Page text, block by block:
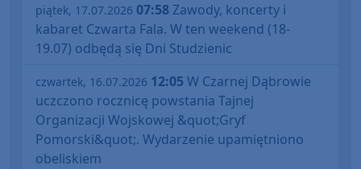
piątek, 17.07.2026 07:58 Zawody, koncerty i
kabaret Czwarta Fala. W ten weekend (18-
19.07) odbędą się Dni Studzienic
czwartek, 16.07.2026 12:05 W Czarnej Dąbrowie
uczczono rocznicę powstania Tajnej
Organizacji Wojskowej &quot;Gryf
Pomorski&quot;. Wydarzenie upamiętniono
obeliskiem